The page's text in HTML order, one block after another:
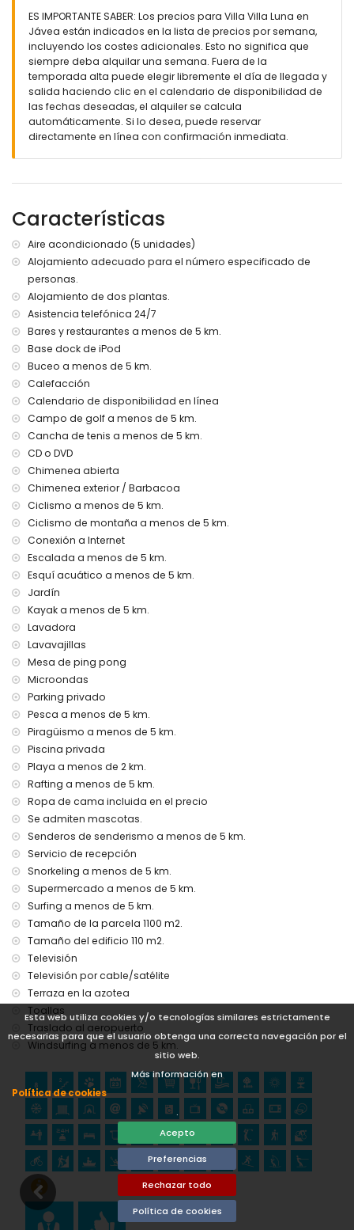
Esta web utiliza cookies y/o tecnologías similares estrictamente
necesarias para que el usuario obtenga una correcta navegación por el
sitio web.
Más información en
Política de cookies
.
Acepto
Preferencias
Rechazar todo
Política de cookies
(200 x 90 cm)
Baño en suite con lavabo individual, bañera, ducha, bidet y
WC
Baño con lavabo individual, ducha, bidet y WC
Baño con lavabo individual, ducha y WC
Exterior de la villa
Parcela grande y cerrada
Piscina privada de 8m x 4m y 2.5m de profundidad
Jardín con grava, árboles y muebles de jardín con
2 terrazas, de las cuales 1 es cubierta
Ducha exterior
Espacio de estacionamiento cubierto privado y 3 plazas
de aparcamiento privadas
Terraza en la azotea
Más información
Pueblo más cercano: Jávea (a menos de 5 kilómetros de
la villa)
Ribera o costa más cercana: Mediterráneo, Jávea (a
menos de 2 kilómetros de la villa)
Playa más cercana: El Arenal, Jávea (a menos de 2
kilómetros de la villa)
Puerto más cercano: Aduanas del Mar, Jávea (a menos de
5 kilómetros de la villa)
kilómetros de la villa)
Aeropuerto más cercano: Alicante (a menos de 100
kilómetros de la villa)
Segundo aeropuerto más cercano: Valencia (> 100
kilómetros)
Se admiten mascotas
El alojamiento es muy adecuado para familias con niños
Instalaciones y servicios incluidos en el precio del alquiler
de la villa
Internet (WiFi)
Aspiradora y plancha con tabla de planchar
Ropa de cama y toallas
Servicio de recepción y servicio de emergencia 24 horas
Tenis de mesa
Instalaciones y servicios con costo adicional
Servicio de aeropuerto
Cama extra y camas/cunas para niños (bajo demanda)
Entretenimiento y actividades de ocio para sus vacaciones
en Jávea, Costa Blanca
Cine, teatro, discoteca, bar, paseo marítimo (El Arenal y
Jávea) (a menos de 5 kilómetros de la casa)
Lugares de interés y cultura en Jávea, Costa Blanca
Monumento (Pueblo de Jávea, Jávea), edificio
arquitectónico (Pueblo de Jávea, Jávea), lugar histórico
(Pueblo de Jávea y Jávea) (a menos de 5 kilómetros del
alojamiento)
Museo (Histórico de Jávea, Jávea), iglesia (San Bartolomé,
Pueblo, Jávea), ruina (Molinos de Viento y Jávea) (a menos
de 10 kilómetros del alojamiento)
Castillo (Portal de la Vila y Denia) (a menos de 25
kilómetros del alojamiento)
Deportes
Tenis, golf (Club de Golf de Jávea), senderismo, ciclismo de
montaña, ciclismo, escalada, canotaje, kayak, rafting,
pesca, buceo, snorkel, surf, windsurf y esquí acuático (a
menos de 5 kilómetros de la villa)
Equitación (a menos de 10 kilómetros de la villa)
ES IMPORTANTE SABER: Los precios para Villa Villa Luna en
Jávea están indicados en la lista de precios por semana,
incluyendo los costes adicionales. Esto no significa que
siempre deba alquilar una semana. Fuera de la
temporada alta puede elegir libremente el día de llegada y
salida haciendo clic en el calendario de disponibilidad de
las fechas deseadas, el alquiler se calcula
automáticamente. Si lo desea, puede reservar
directamente en línea con confirmación inmediata.
Características
Aire acondicionado (5 unidades)
Alojamiento adecuado para el número especificado de
personas.
Alojamiento de dos plantas.
Asistencia telefónica 24/7
Bares y restaurantes a menos de 5 km.
Base dock de iPod
Buceo a menos de 5 km.
Calefacción
Calendario de disponibilidad en línea
Campo de golf a menos de 5 km.
Cancha de tenis a menos de 5 km.
CD o DVD
Chimenea abierta
Chimenea exterior / Barbacoa
Ciclismo a menos de 5 km.
Ciclismo de montaña a menos de 5 km.
Conexión a Internet
Escalada a menos de 5 km.
Esquí acuático a menos de 5 km.
Jardín
Kayak a menos de 5 km.
Lavadora
Lavavajillas
Mesa de ping pong
Microondas
Parking privado
Pesca a menos de 5 km.
Piragüismo a menos de 5 km.
Piscina privada
Playa a menos de 2 km.
Rafting a menos de 5 km.
Ropa de cama incluida en el precio
Se admiten mascotas.
Senderos de senderismo a menos de 5 km.
Servicio de recepción
Snorkeling a menos de 5 km.
Supermercado a menos de 5 km.
Surfing a menos de 5 km.
Tamaño de la parcela 1100 m2.
Tamaño del edificio 110 m2.
Televisión
Televisión por cable/satélite
Terraza en la azotea
Toallas
Traslado al aeropuerto
Windsurfing a menos de 5 km.